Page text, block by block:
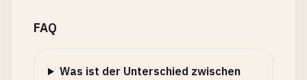
FAQ
Was ist der Unterschied zwischen